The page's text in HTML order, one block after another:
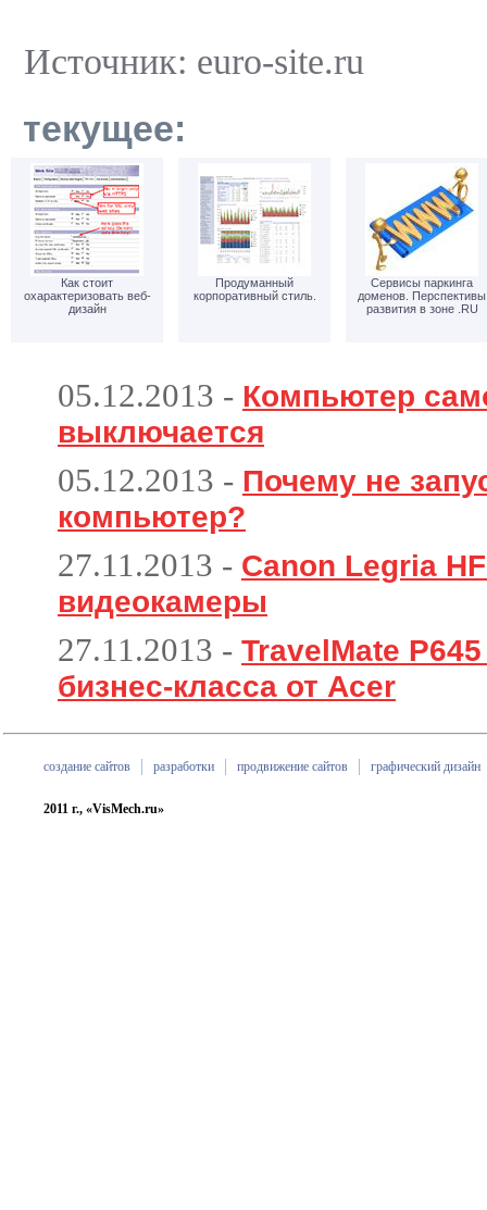
Источник: euro-site.ru
текущее:
Как стоит
охарактеризовать веб-
дизайн
Продуманный
корпоративный стиль.
Сервисы паркинга
доменов. Перспективы
развития в зоне .RU
05.12.2013 - Компьютер
выключается
05.12.2013 - Почему не
компьютер?
27.11.2013 - Canon Legria
видеокамеры
27.11.2013 - TravelMate
бизнес-класса от Acer
создание сайтов разработки продвижение сайтов графический дизайн
2011 г., «VisMech.ru»